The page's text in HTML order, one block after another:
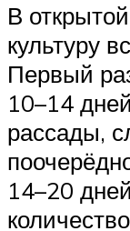
В
культуру
Первый
10–14
рассады,
14–20